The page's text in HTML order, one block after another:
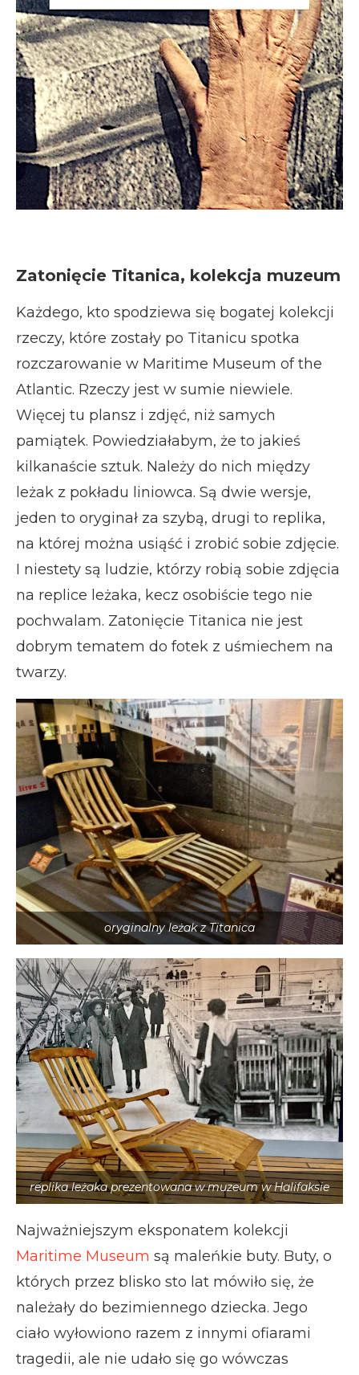
Zatonięcie Titanica, kolekcja muzeum
Każdego, kto spodziewa się bogatej kolekcji
rzeczy, które zostały po Titanicu spotka
rozczarowanie w Maritime Museum of the
Atlantic. Rzeczy jest w sumie niewiele.
Więcej tu plansz i zdjęć, niż samych
pamiątek. Powiedziałabym, że to jakieś
kilkanaście sztuk. Należy do nich między
leżak z pokładu liniowca. Są dwie wersje,
jeden to oryginał za szybą, drugi to replika,
na której można usiąść i zrobić sobie zdjęcie.
I niestety są ludzie, którzy robią sobie zdjęcia
na replice leżaka, kecz osobiście tego nie
pochwalam. Zatonięcie Titanica nie jest
dobrym tematem do fotek z uśmiechem na
twarzy.
oryginalny leżak z Titanica
replika leżaka prezentowana w muzeum w Halifaksie
Najważniejszym eksponatem kolekcji
Maritime Museum są maleńkie buty. Buty, o
których przez blisko sto lat mówiło się, że
należały do bezimiennego dziecka. Jego
ciało wyłowiono razem z innymi ofiarami
tragedii, ale nie udało się go wówczas